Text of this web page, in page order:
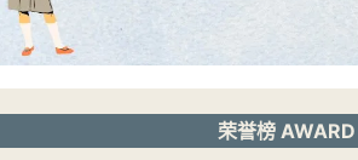
荣誉榜 AWARD